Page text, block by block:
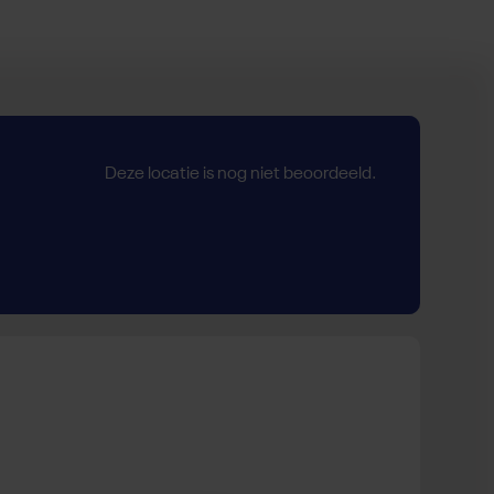
Deze locatie is nog niet beoordeeld.